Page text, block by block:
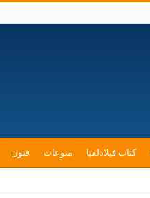
كتاب فيلادلفيا منوعات فنون